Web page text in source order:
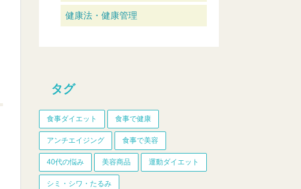
健康法・健康管理
タグ
食事ダイエット 食事で健康
アンチエイジング 食事で美容
40代の悩み 美容商品 運動ダイエット
シミ・シワ・たるみ